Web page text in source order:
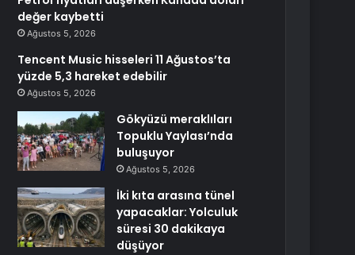
değer kaybetti
Ağustos 5, 2026
Tencent Music hisseleri 11 Ağustos’ta
yüzde 5,3 hareket edebilir
Ağustos 5, 2026
Gökyüzü meraklıları
Topuklu Yaylası’nda
buluşuyor
Ağustos 5, 2026
İki kıta arasına tünel
yapacaklar: Yolculuk
süresi 30 dakikaya
düşüyor